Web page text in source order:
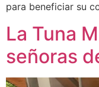
para beneficiar su
La Tuna
señoras